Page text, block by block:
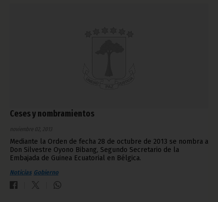
Ceses y nombramientos
noviembre 02, 2013
Mediante la Orden de fecha 28 de octubre de 2013 se nombra a
Don Silvestre Oyono Bibang, Segundo Secretario de la
Embajada de Guinea Ecuatorial en Bélgica.
Noticias Gobierno